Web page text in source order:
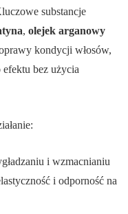
substancje
, olejek arganowy
kondycji włosów,
efektu bez użycia
i wzmacnianiu
i odporność na